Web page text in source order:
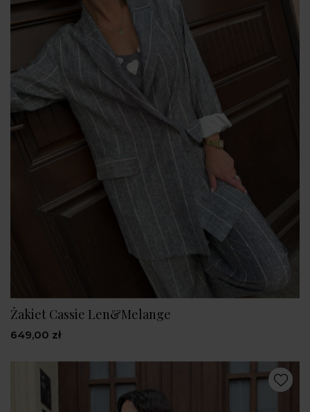
Żakiet Cassie Len&Melange
649,00 zł